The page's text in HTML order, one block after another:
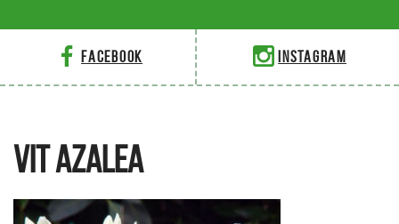
Facebook Instagram
VIT AZALEA